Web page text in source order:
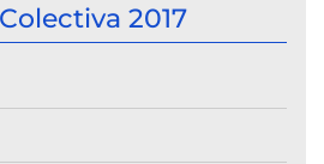
2017